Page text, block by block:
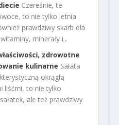
Czereśnie, te
to nie tylko letnia
prawdziwy skarb dla
minerały i...
zdrowotne
kulinarne Sałata
okrągłą
liśćmi, to nie tylko
ale też prawdziwy